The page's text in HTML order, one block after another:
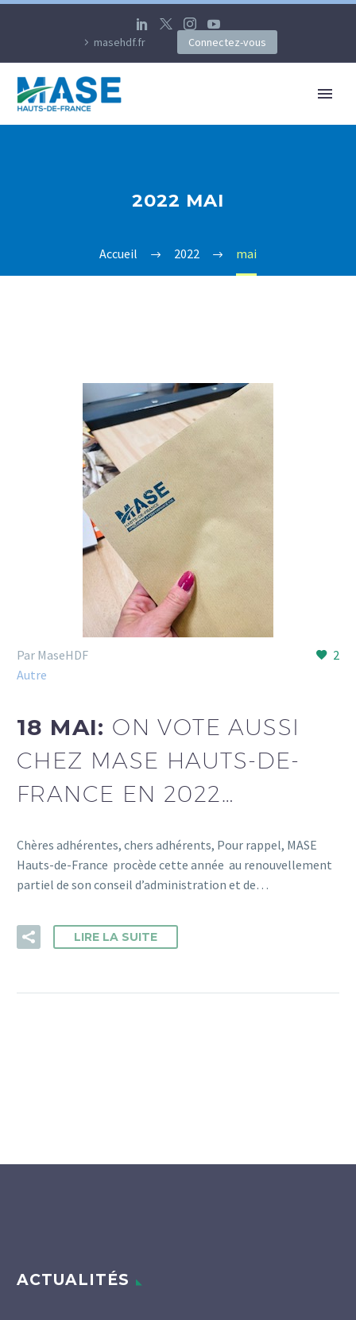
masehdf.fr Connectez-vous
2022 MAI
Accueil 2022 mai
2
Par MaseHDF
Autre
18 MAI: ON VOTE AUSSI
CHEZ MASE HAUTS-DE-
FRANCE EN 2022…
Chères adhérentes, chers adhérents, Pour rappel, MASE
Hauts-de-France procède cette année au renouvellement
partiel de son conseil d’administration et de…
LIRE LA SUITE
ACTUALITÉS